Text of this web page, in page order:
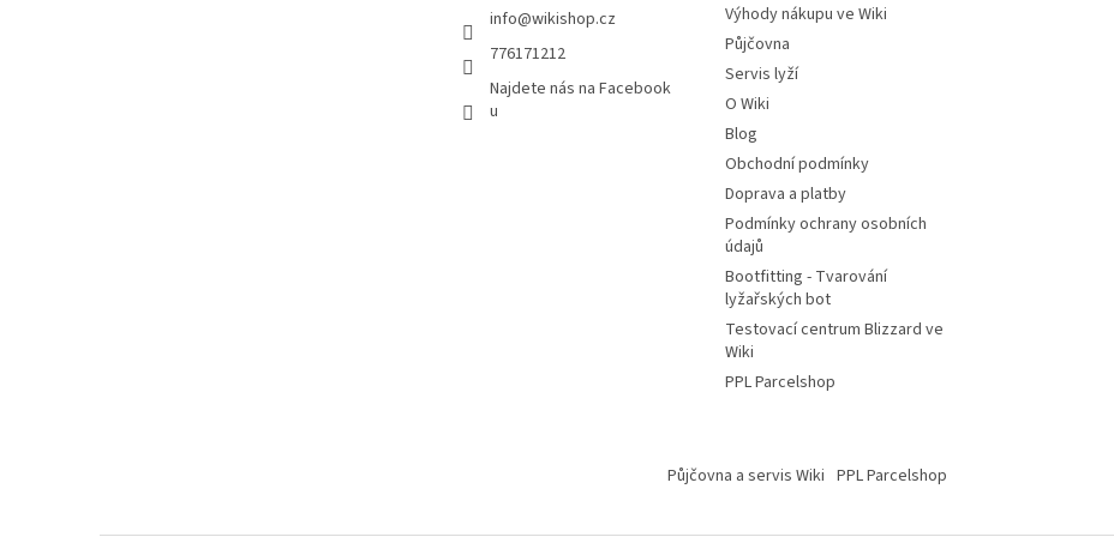
info@wikishop.cz
776171212
Najdete nás na Facebook
u
Výhody nákupu ve Wiki
Půjčovna
Servis lyží
O Wiki
Blog
Obchodní podmínky
Doprava a platby
Podmínky ochrany osobních
údajů
Bootfitting - Tvarování
lyžařských bot
Testovací centrum Blizzard ve
Wiki
PPL Parcelshop
Půjčovna a servis Wiki PPL Parcelshop